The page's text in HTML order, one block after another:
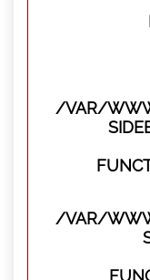
/VAR/
/VAR/